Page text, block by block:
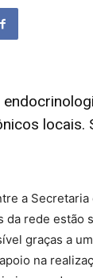
locais.
a
da rede
graças a
na